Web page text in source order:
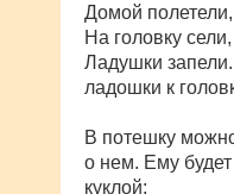
Домой полетели,
На головку сели,
Ладушки
ладошки к
В потешку
о нем. Ему
куклой: